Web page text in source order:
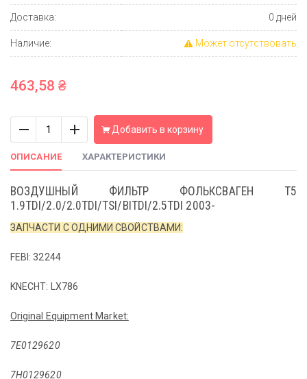
Доставка: 0 дней
Наличие: Может отсутствовать
463,58 ₴
Добавить в корзину
ОПИСАНИЕ ХАРАКТЕРИСТИКИ
ВОЗДУШНЫЙ ФИЛЬТР ФОЛЬКСВАГЕН T5
1.9TDI/2.0/2.0TDI/TSI/BITDI/2.5TDI 2003-
ЗАПЧАСТИ С ОДНИМИ СВОЙСТВАМИ:
FEBI: 32244
KNECHT: LX786
Original Equipment Market:
7E0129620
7H0129620